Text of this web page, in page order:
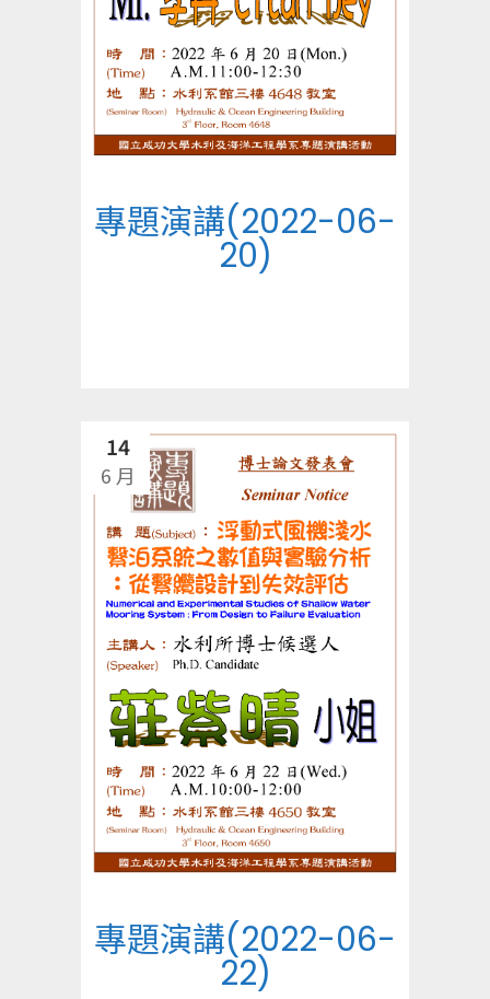
專題演講(2022-06-
20)
14
6 月
專題演講(2022-06-
22)